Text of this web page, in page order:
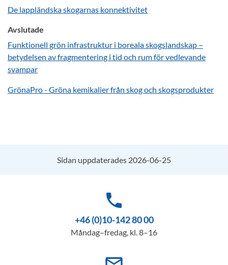
De lappländska skogarnas konnektivitet
Avslutade
Funktionell grön infrastruktur i boreala skogslandskap –
betydelsen av fragmentering i tid och rum för vedlevande
svampar
GrönaPro - Gröna kemikalier från skog och skogsprodukter
Sidan uppdaterades 2026-06-25
phone
+46 (0)10-142 80 00
Måndag–fredag, kl. 8–16